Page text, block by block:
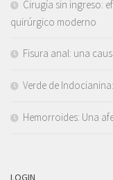
Cirugía sin ingreso:
quirúrgico moderno
Fisura anal: una
Verde de
Hemorroides: Una
LOGIN